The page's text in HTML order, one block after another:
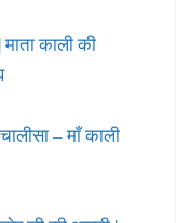
काली की
– माँ काली